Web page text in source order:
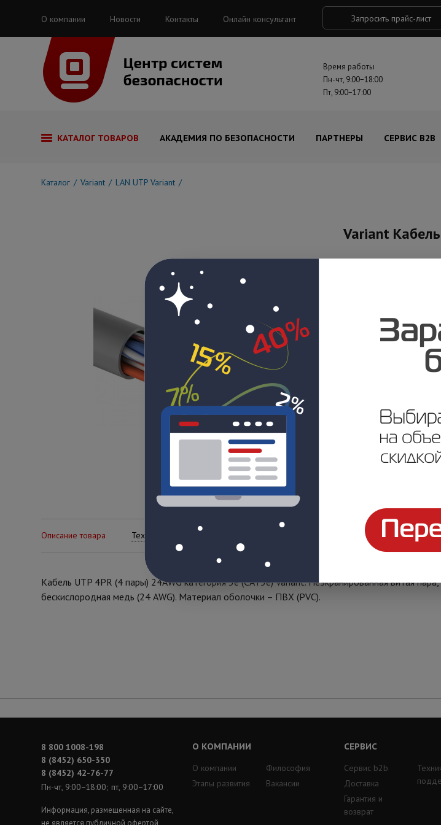
О компании Новости Контакты Онлайн консультант Запросить прайс-лист
Время работы
Пн-чт, 9:00−18:00
Пт, 9:00−17:00
КАТАЛОГ ТОВАРОВ АКАДЕМИЯ ПО БЕЗОПАСНОСТИ ПАРТНЕРЫ СЕРВИС B2B
Каталог Variant LAN UTP Variant
Variant
Описание товара Технические характеристики
Кабель UTP 4PR (4 пары) 24AWG категория 5e (CAT5e) Variant. Неэкранированная витая
бескислородная медь (24 AWG). Материал оболочки – ПВХ (PVC).
8 800 1008-198
8 (8452) 650-350
8 (8452) 42-76-77
Пн-чт, 9:00−18:00; пт, 9:00−17:00
Информация, размещенная на сайте,
не является публичной офертой
О КОМПАНИИ
О компании
Этапы развития
Философия
Вакансии
СЕРВИС
Сервис b2b
Доставка
Гарантия и
возврат